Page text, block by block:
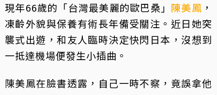
現年66歲的「台灣最美麗的歐巴桑」 陳美鳳 ，
凍齡外貌與保養有術長年備受關注。近日她突
襲式出遊，和友人臨時決定快閃日本，沒想到
一抵達機場便發生小插曲。
陳美鳳在臉書透露，自己一時不察，竟誤拿他